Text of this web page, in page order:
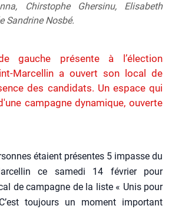
Chirstophe Ghersinu, Elisabeth
Sandrine Nosbé.
gauche présente à l’élection
Marcellin a ouvert son local de
des candidats. Un espace qui
campagne dynamique, ouverte
étaient pré­sentes 5 impasse du
ce same­di 14 février pour
de cam­pagne de la liste « Unis pour
tou­jours un moment impor­tant